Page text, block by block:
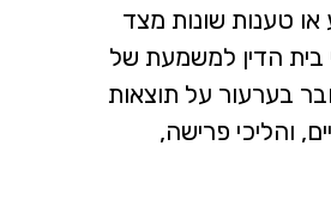
טענות שונות מצד
בית הדין למשמעת של
בערעור על תוצאות
והליכי פרישה,